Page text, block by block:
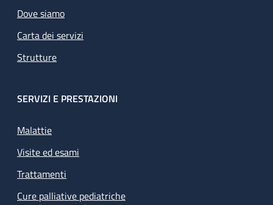
Dove siamo
Carta dei servizi
Strutture
SERVIZI E PRESTAZIONI
Malattie
Visite ed esami
Trattamenti
Cure palliative pediatriche